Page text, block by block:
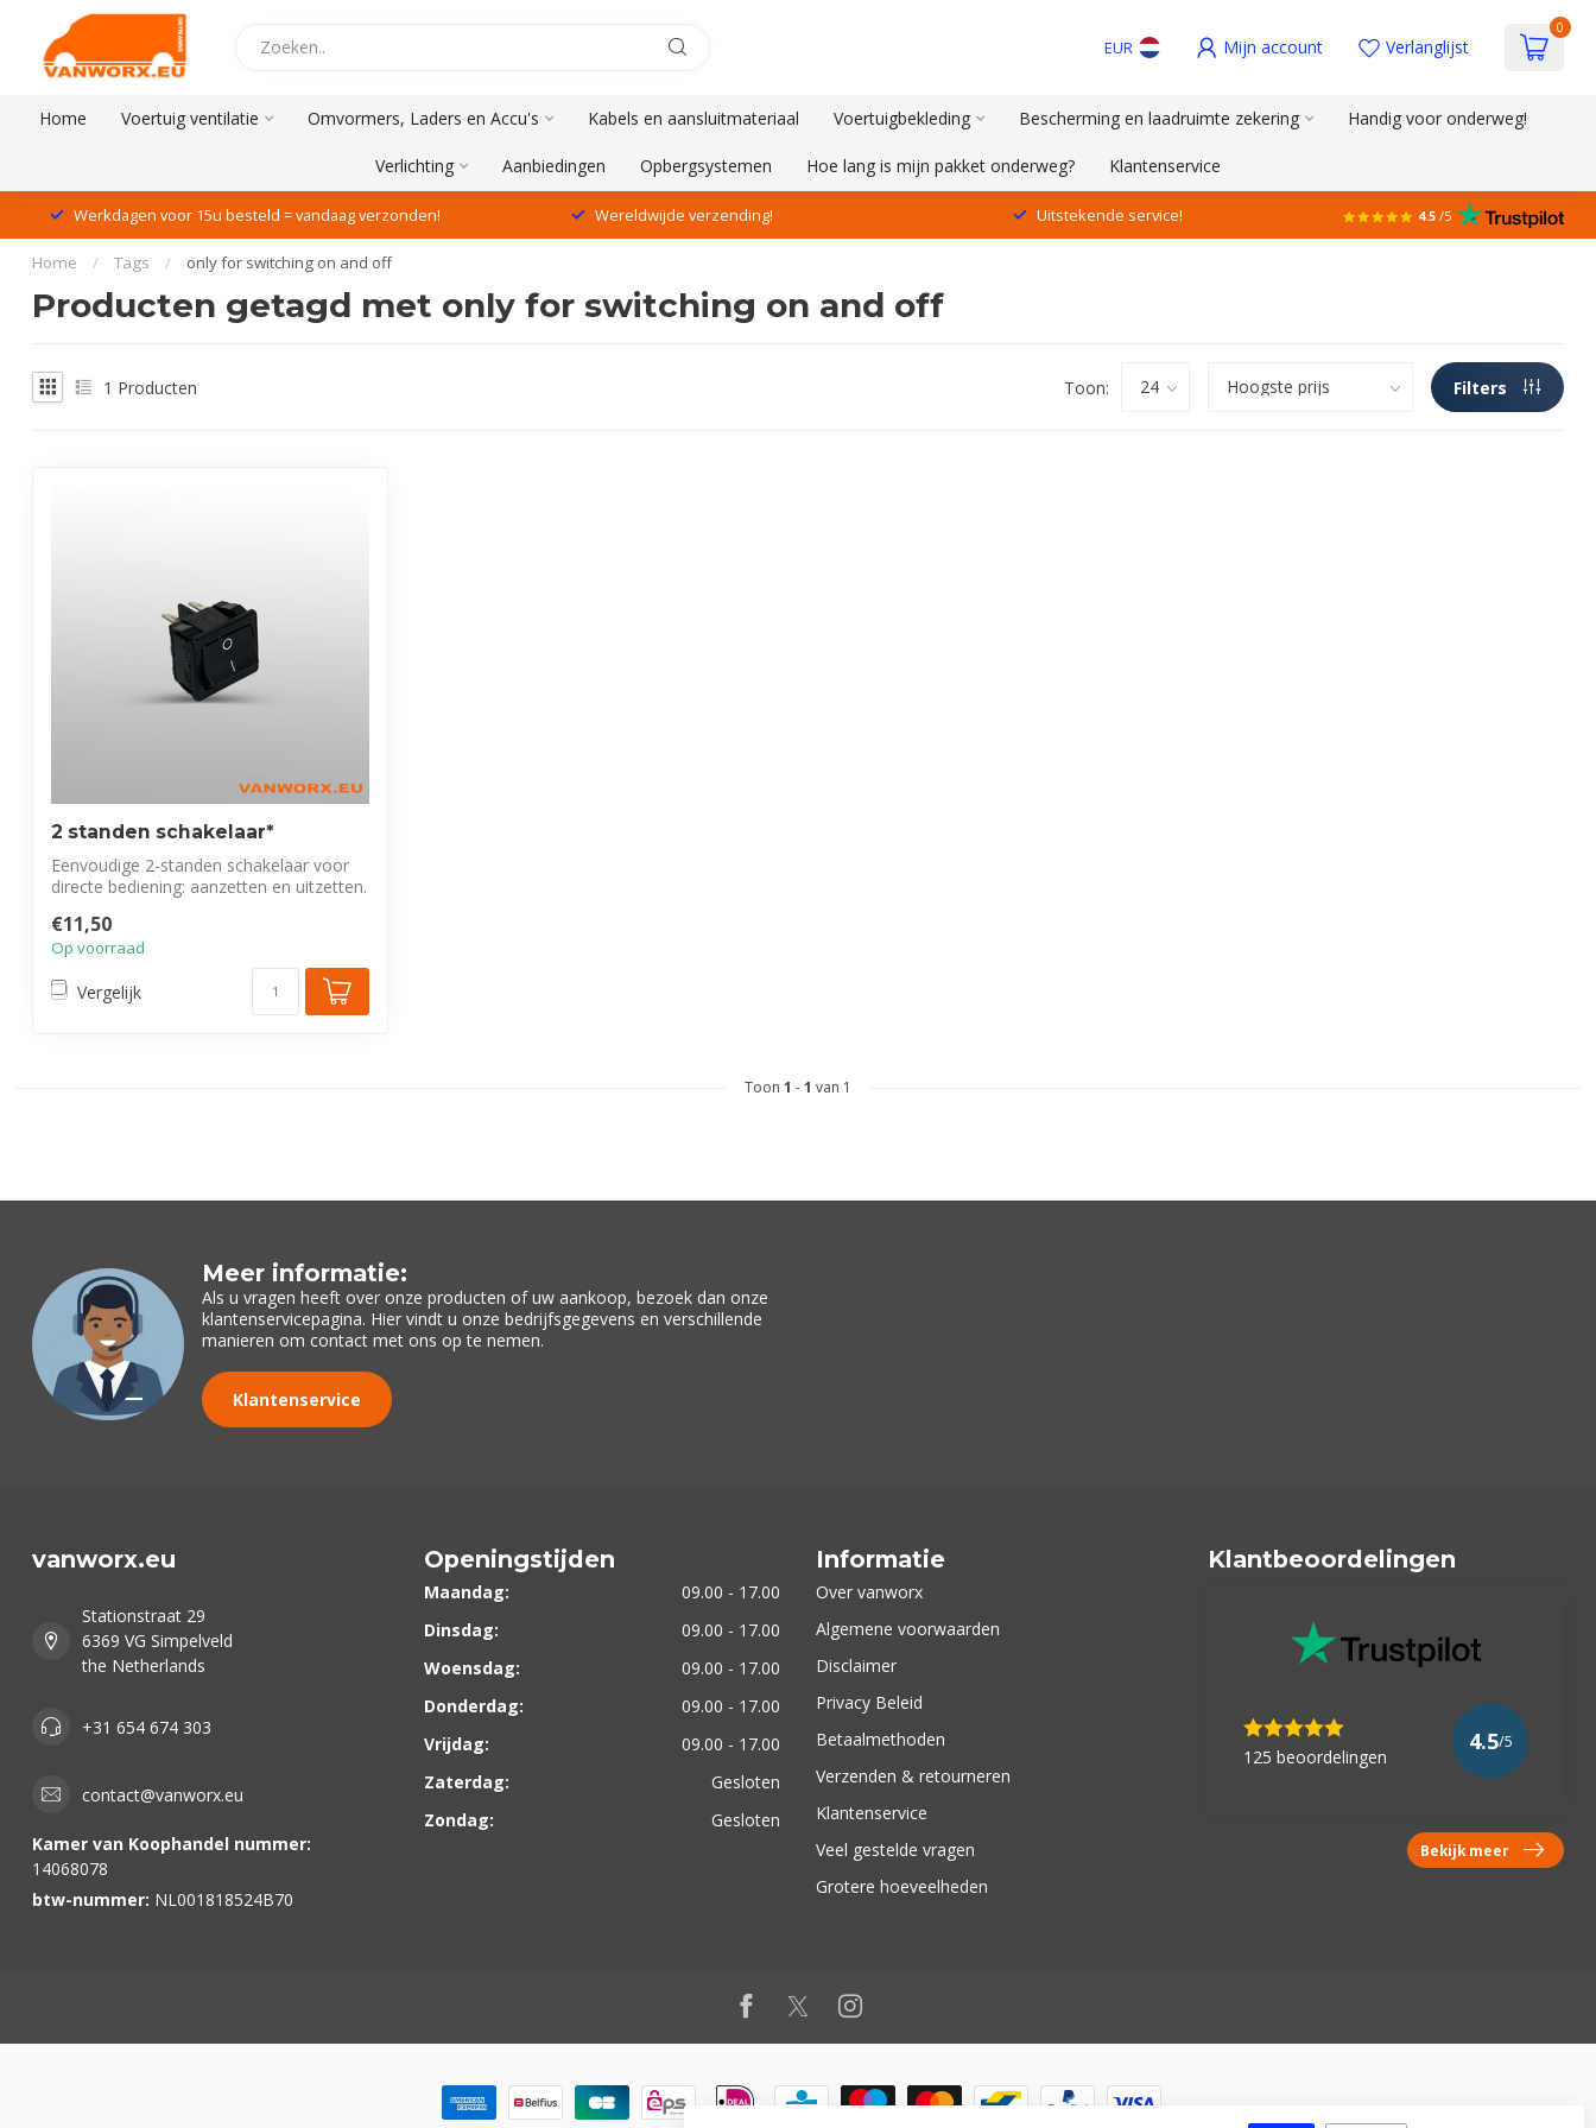
EUR Mijn account Verlanglijst
0
Home Voertuig ventilatie Omvormers, Laders en Accu's Kabels en aansluitmateriaal Voertuigbekleding Bescherming en laadruimte zekering Handig voor onderweg!
Verlichting Aanbiedingen Opbergsystemen Hoe lang is mijn pakket onderweg? Klantenservice
Werkdagen voor 15u besteld = vandaag verzonden! Wereldwijde verzending! Uitstekende service! 4.5 /5
Home / Tags / only for switching on and off
Producten getagd met only for switching on and off
1 Producten Toon: Filters
2 standen schakelaar*
Eenvoudige 2-standen schakelaar voor
directe bediening: aanzetten en uitzetten.
€11,50
Op voorraad
Vergelijk
Toon 1 -1 van 1
Meer informatie:
Als u vragen heeft over onze producten of uw aankoop, bezoek dan onze
klantenservicepagina. Hier vindt u onze bedrijfsgegevens en verschillende
manieren om contact met ons op te nemen.
Klantenservice
vanworx.eu
Stationstraat 29
6369 VG Simpelveld
the Netherlands
+31 654 674 303
contact@vanworx.eu
Kamer van Koophandel nummer:
14068078
btw-nummer: NL001818524B70
Openingstijden
Maandag:
09.00 - 17.00
Dinsdag:
09.00 - 17.00
Woensdag:
09.00 - 17.00
Donderdag:
09.00 - 17.00
Vrijdag:
09.00 - 17.00
Zaterdag:
Gesloten
Zondag:
Gesloten
Informatie
Over vanworx
Algemene voorwaarden
Disclaimer
Privacy Beleid
Betaalmethoden
Verzenden & retourneren
Klantenservice
Veel gestelde vragen
Grotere hoeveelheden
Klantbeoordelingen
125 beoordelingen
4.5/5
Bekijk meer